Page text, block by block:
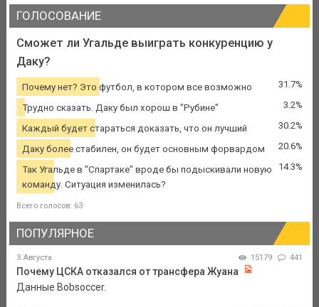
ГОЛОСОВАНИЕ
Сможет ли Угальде выиграть конкуренцию у
Даку?
Почему нет? Это футбол, в котором все возможно 31.7%
Трудно сказать. Даку был хорош в "Рубине" 3.2%
Каждый будет стараться доказать, что он лучший 30.2%
Даку более стабилен, он будет основным форвардом 20.6%
Так Угальде в "Спартаке" вроде бы подыскивали новую
команду. Ситуация изменилась?
14.3%
Всего голосов: 63
ПОПУЛЯРНОЕ
3 Августа 15179 441
Почему ЦСКА отказался от трансфера Жуана
Данные Bobsoccer.